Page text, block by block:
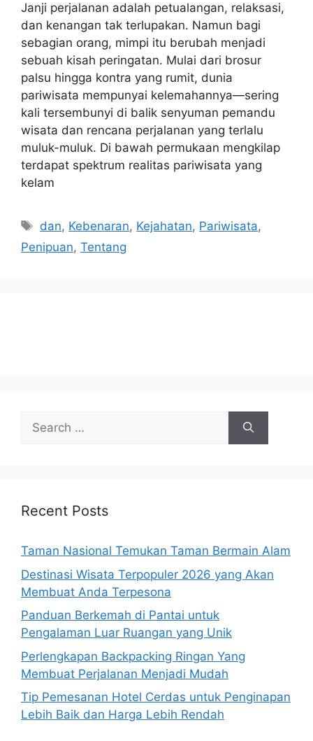
Janji perjalanan adalah petualangan, relaksasi,
dan kenangan tak terlupakan. Namun bagi
sebagian orang, mimpi itu berubah menjadi
sebuah kisah peringatan. Mulai dari brosur
palsu hingga kontra yang rumit, dunia
pariwisata mempunyai kelemahannya—sering
kali tersembunyi di balik senyuman pemandu
wisata dan rencana perjalanan yang terlalu
muluk-muluk. Di bawah permukaan mengkilap
terdapat spektrum realitas pariwisata yang
kelam
Tags
dan, Kebenaran, Kejahatan, Pariwisata,
Penipuan, Tentang
Search
for:
Recent Posts
Taman Nasional Temukan Taman Bermain Alam
Destinasi Wisata Terpopuler 2026 yang Akan
Membuat Anda Terpesona
Panduan Berkemah di Pantai untuk
Pengalaman Luar Ruangan yang Unik
Perlengkapan Backpacking Ringan Yang
Membuat Perjalanan Menjadi Mudah
Tip Pemesanan Hotel Cerdas untuk Penginapan
Lebih Baik dan Harga Lebih Rendah